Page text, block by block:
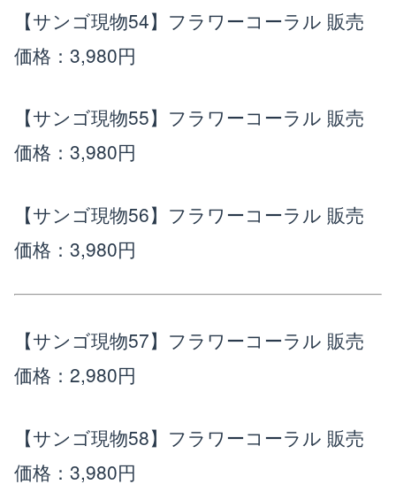
【サンゴ現物54】フラワーコーラル 販売
価格：3,980円
【サンゴ現物55】フラワーコーラル 販売
価格：3,980円
【サンゴ現物56】フラワーコーラル 販売
価格：3,980円
【サンゴ現物57】フラワーコーラル 販売
価格：2,980円
【サンゴ現物58】フラワーコーラル 販売
価格：3,980円